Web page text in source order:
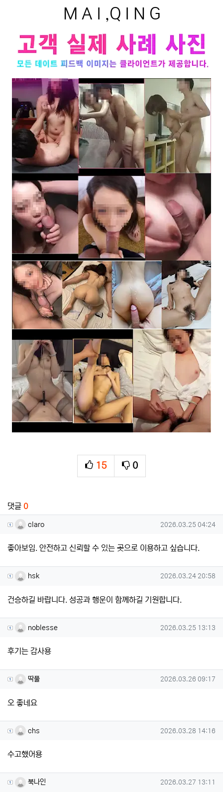
M A I ,Q I N G
15
추천
0
비추천
댓글 0
claro님의 댓글
claro 작성일
2026.03.25 04:24
좋아보임. 안전하고 신뢰할 수 있는 곳으로 이용하고 싶습니다.
hsk님의 댓글
hsk 작성일
2026.03.24 20:58
건승하길 바랍니다. 성공과 행운이 함께하길 기원합니다.
noblesse님의 댓글
noblesse 작성일
2026.03.25 13:13
후기는 감사용
딱풀님의 댓글
딱풀 작성일
2026.03.26 09:17
오 좋네요
chs님의 댓글
chs 작성일
2026.03.28 14:16
수고했어용
북나인님의 댓글
북나인 작성일
2026.03.27 13:11